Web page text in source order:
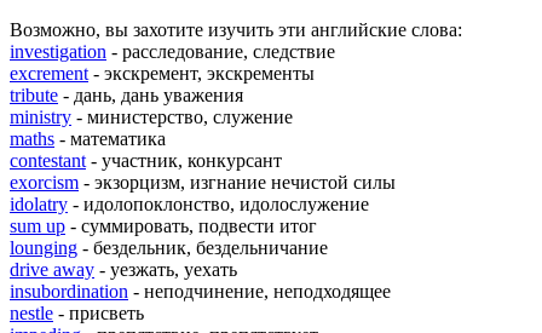
Возможно, вы захотите изучить эти английские слова:
investigation - расследование, следствие
excrement - экскремент, экскременты
tribute - дань, дань уважения
ministry - министерство, служение
maths - математика
contestant - участник, конкурсант
exorcism - экзорцизм, изгнание нечистой силы
idolatry - идолопоклонство, идолослужение
sum up - суммировать, подвести итог
lounging - бездельник, бездельничание
drive away - уезжать, уехать
insubordination - неподчинение, неподходящее
nestle - присветь